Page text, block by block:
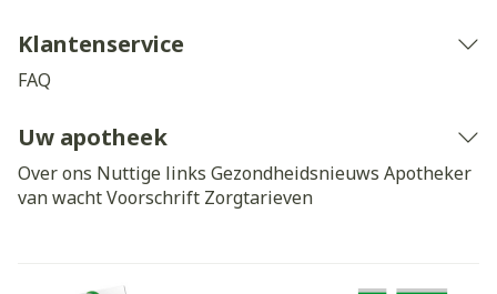
Klantenservice
FAQ
Uw apotheek
Over ons Nuttige links Gezondheidsnieuws Apotheker
van wachtVoorschrift Zorgtarieven